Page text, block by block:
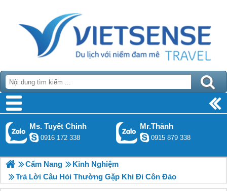
Ms. Tuyết Chinh
0916 172 338
Mr.Thành
0915 879 338
Cẩm Nang
Kinh Nghiệm
Trả Lời Câu Hỏi Thường Gặp Khi Đi Côn Đảo